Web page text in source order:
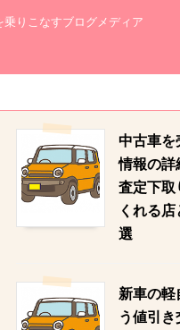
りこなすブログメディア
中古車を
情報の詳
査定下取
くれる
選
新車の軽
う値引